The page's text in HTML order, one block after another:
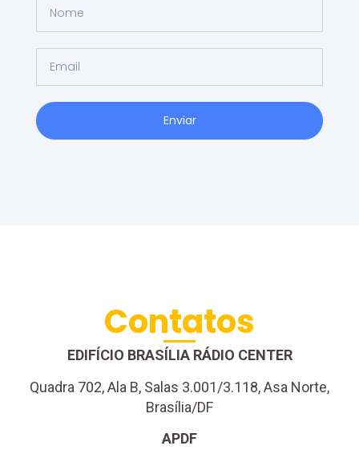
Enviar
Contatos
EDIFÍCIO BRASÍLIA RÁDIO CENTER
Quadra 702, Ala B, Salas 3.001/3.118, Asa Norte,
Brasília/DF
APDF